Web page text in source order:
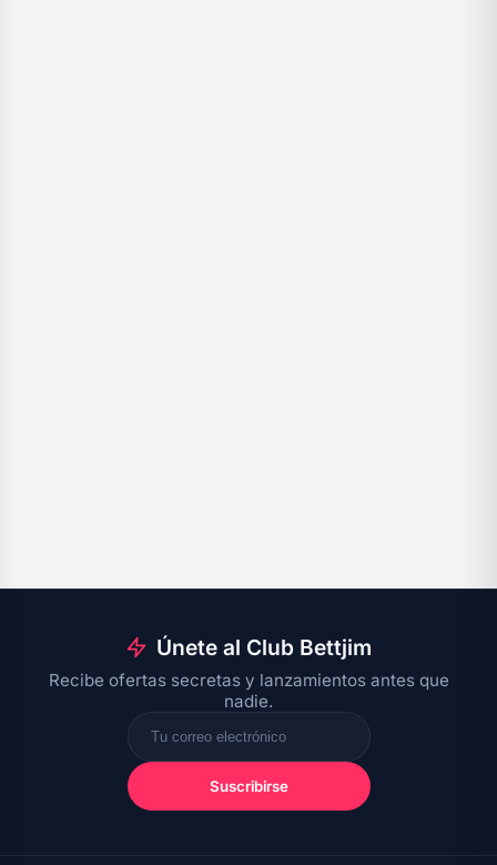
Únete al Club Bettjim
Recibe ofertas secretas y lanzamientos antes que
nadie.
Suscribirse